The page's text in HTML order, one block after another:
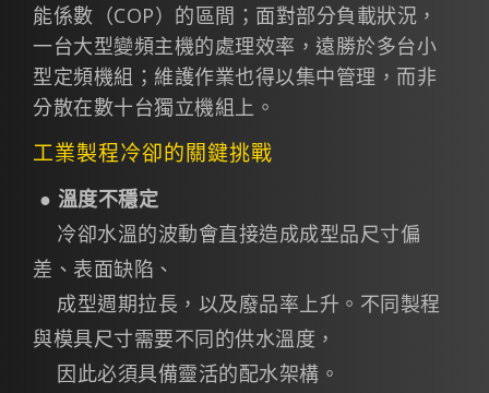
能係數（COP）的區間；面對部分負載狀況，
一台大型變頻主機的處理效率，遠勝於多台小
型定頻機組；維護作業也得以集中管理，而非
分散在數十台獨立機組上。
工業製程冷卻的關鍵挑戰
● 溫度不穩定
冷卻水溫的波動會直接造成成型品尺寸偏
差、表面缺陷、
成型週期拉長，以及廢品率上升。不同製程
與模具尺寸需要不同的供水溫度，
因此必須具備靈活的配水架構。